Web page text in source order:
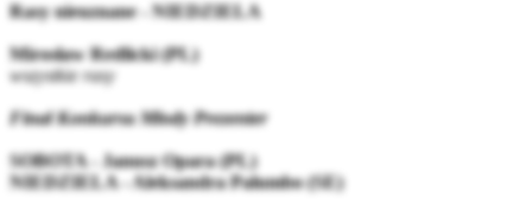
Rasy nieuznane - NIEDZIELA
Mirosław Redlicki (PL)
wszystkie rasy
Finał Konkursu Młody Prezenter
SOBOTA - Janusz Opara (PL)
NIEDZIELA - Aleksandra Palumbo (SE)